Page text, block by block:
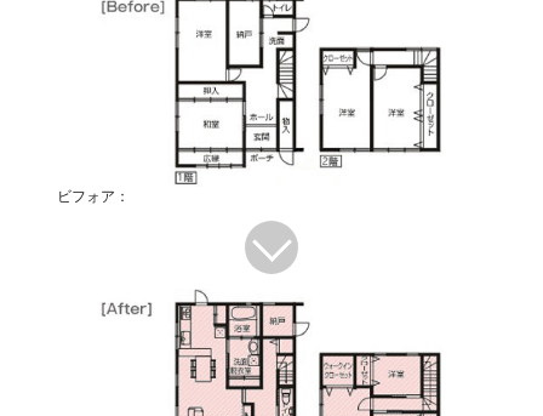
ビフォア：